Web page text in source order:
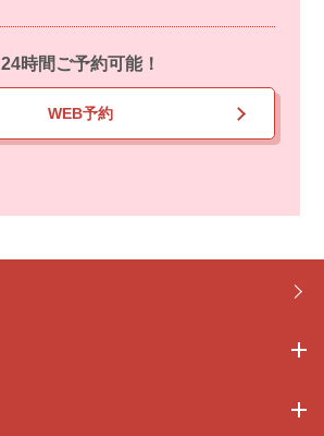
24時間ご予約可能！
WEB予約